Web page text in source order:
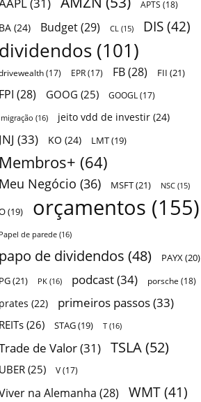
(31) APTS (18)
(24) Budget(29) CL (15) DIS (42)
(101)
(17) EPR(17) FB(28) FII (21)
(28) GOOG (25) GOOGL(17)
(16) jeito vdd de investir (24)
(33) KO (24) LMT(19)
(64)
Negócio (36) MSFT(21) NSC (15)
(19) orçamentos (155)
de parede (16)
de dividendos (48) PAYX(20)
(21) PK (16) podcast(34) porsche (18)
(22) primeiros passos(33)
(26) STAG(19) T (16)
de Valor(31) TSLA(52)
(25) V(17)
na Alemanha (28) WMT (41)